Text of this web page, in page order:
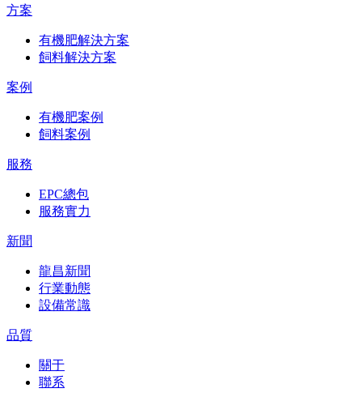
方案
有機肥解決方案
飼料解決方案
案例
有機肥案例
飼料案例
服務
EPC總包
服務實力
新聞
龍昌新聞
行業動態
設備常識
品質
關于
聯系